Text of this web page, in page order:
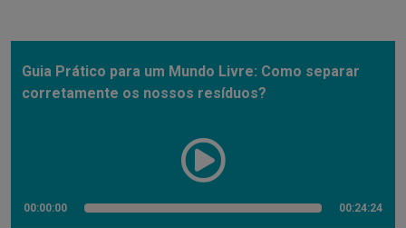
Guia Prático para um Mundo Livre: Como separar
corretamente os nossos resíduos?
00:00:00 00:24:24